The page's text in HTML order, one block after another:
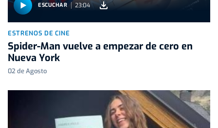
ESCUCHAR 23:04
ESTRENOS DE CINE
Spider-Man vuelve a empezar de cero en
Nueva York
02 de Agosto